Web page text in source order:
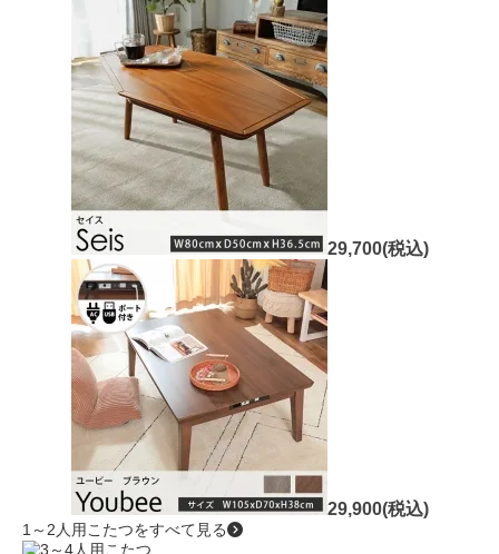
29,700(税込)
29,900(税込)
1～2人用こたつをすべて見る